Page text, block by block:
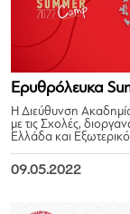
Ερυθρόλευκα
Η Διεύθυνση
με τις Σχολές,
Ελλάδα και
09.05.2022